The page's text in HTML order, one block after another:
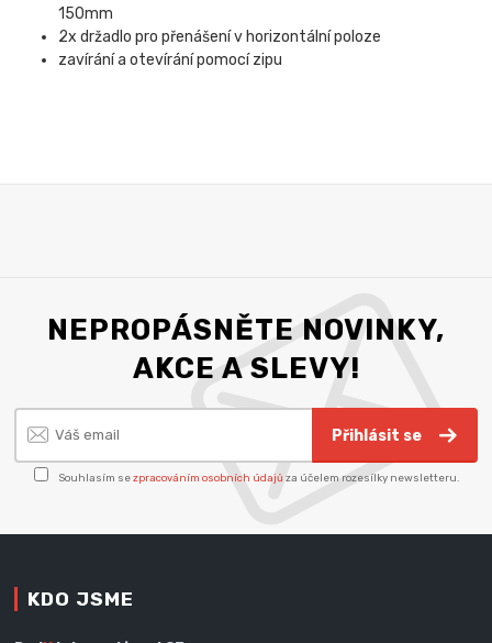
150mm
2x držadlo pro přenášení v horizontální poloze
zavírání a otevírání pomocí zipu
NEPROPÁSNĚTE NOVINKY,
AKCE A SLEVY!
Přihlásit se
Souhlasím sezpracováním osobních údajů za účelem rozesílky newsletteru.
KDO JSME